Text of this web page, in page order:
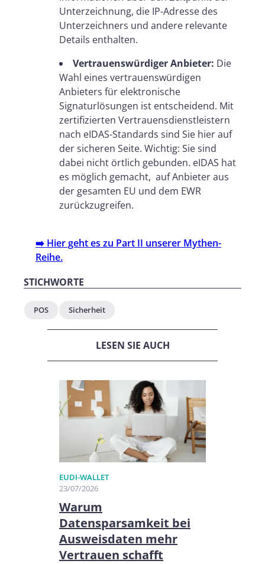
Unterzeichnung, die IP-Adresse des
Unterzeichners und andere relevante
Details enthalten.
Vertrauenswürdiger Anbieter: Die
Wahl eines vertrauenswürdigen
Anbieters für elektronische
Signaturlösungen ist entscheidend. Mit
zertifizierten Vertrauensdienstleistern
nach eIDAS-Standards sind Sie hier auf
der sicheren Seite. Wichtig: Sie sind
dabei nicht örtlich gebunden. eIDAS hat
es möglich gemacht, auf Anbieter aus
der gesamten EU und dem EWR
zurückzugreifen.
➡️ Hier geht es zu Part II unserer Mythen-
Reihe.
STICHWORTE
POS Sicherheit
LESEN SIE AUCH
EUDI-WALLET
23/07/2026
Warum
Datensparsamkeit bei
Ausweisdaten mehr
Vertrauen schafft